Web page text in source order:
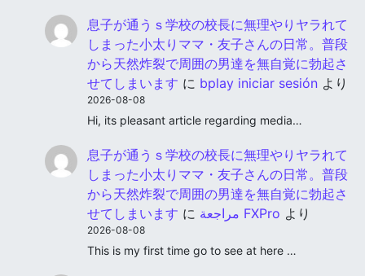
息子が通うｓ学校の校長に無理やりヤラれて
しまった小太りママ・友子さんの日常。普段
から天然炸裂で周囲の男達を無自覚に勃起さ
せてしまいます に bplay iniciar sesión より
2026-08-08
Hi, its pleasant article regarding media…
息子が通うｓ学校の校長に無理やりヤラれて
しまった小太りママ・友子さんの日常。普段
から天然炸裂で周囲の男達を無自覚に勃起さ
せてしまいます に مراجعة FXPro より
2026-08-08
This is my first time go to see at here …